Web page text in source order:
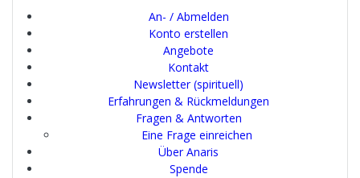
An- / Abmelden
Konto erstellen
Angebote
Kontakt
Newsletter (spirituell)
Erfahrungen & Rückmeldungen
Fragen & Antworten
Eine Frage einreichen
Über Anaris
Spende